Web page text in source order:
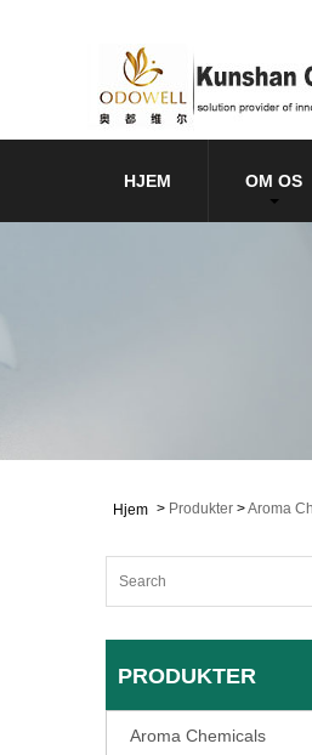
HJEM OM OS
Hjem > Produkter >Aroma
PRODUKTER
Aroma Chemicals